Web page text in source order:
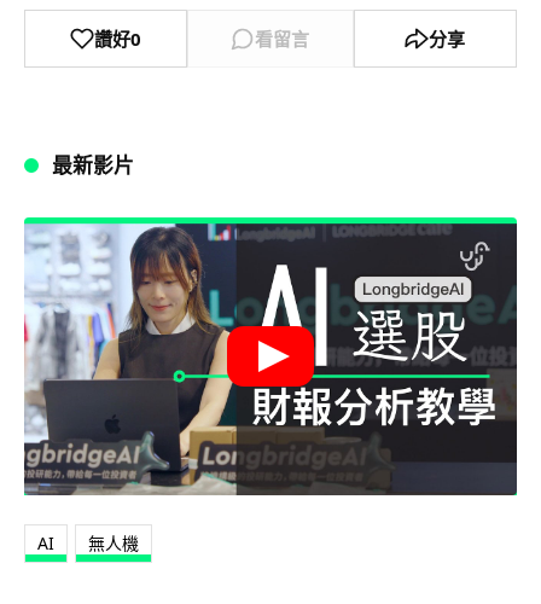
讚好0 看留言 分享
最新影片
AI 無人機